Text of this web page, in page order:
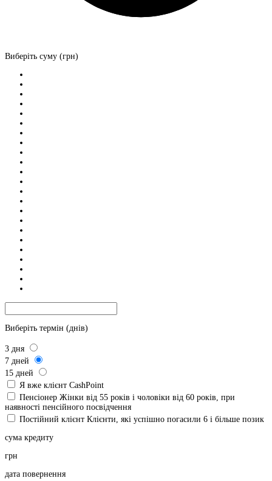
Виберіть суму (грн)
Виберіть термін (днів)
3 дня
7 дней
15 дней
Я вже клієнт CashPoint
Пенсіонер Жінки від 55 років і чоловіки від 60 років, при
наявності пенсійного посвідчення
Постійний клієнт Клієнти, які успішно погасили 6 і більше позик
сума кредиту
грн
дата повернення